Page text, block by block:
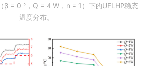
β = 0 °，Q = 4 W，n = 1）下的UFLHP稳态
温度分布。